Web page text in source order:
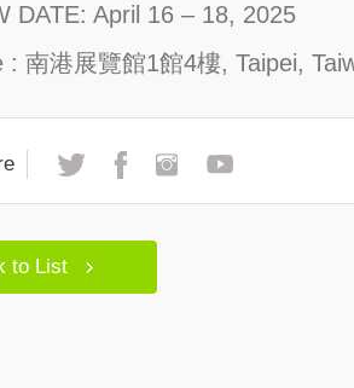
DATE: April 16 – 18, 2025
: 南港展覽館1館4樓, Taipei,
to List